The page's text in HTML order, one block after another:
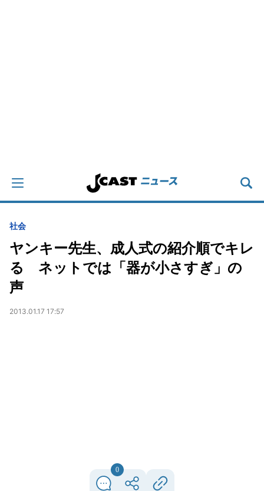
社会
ヤンキー先生、成人式の紹介順でキレ
る ネットでは「器が小さすぎ」の
声
2013.01.17 17:57
0